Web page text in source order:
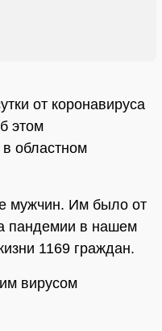
от коронавируса
этом
областном
мужчин. Им было от
пандемии в нашем
1169 граждан.
вирусом